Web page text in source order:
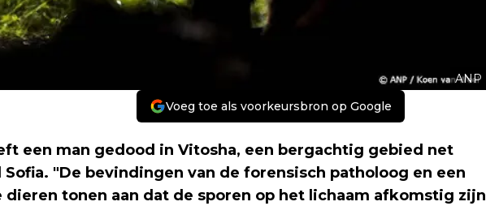
ANP
Voeg toe als voorkeursbron op Google
een man gedood in Vitosha, een bergachtig gebied net
"De bevindingen van de forensisch patholoog en een
tonen aan dat de sporen op het lichaam afkomstig zijn